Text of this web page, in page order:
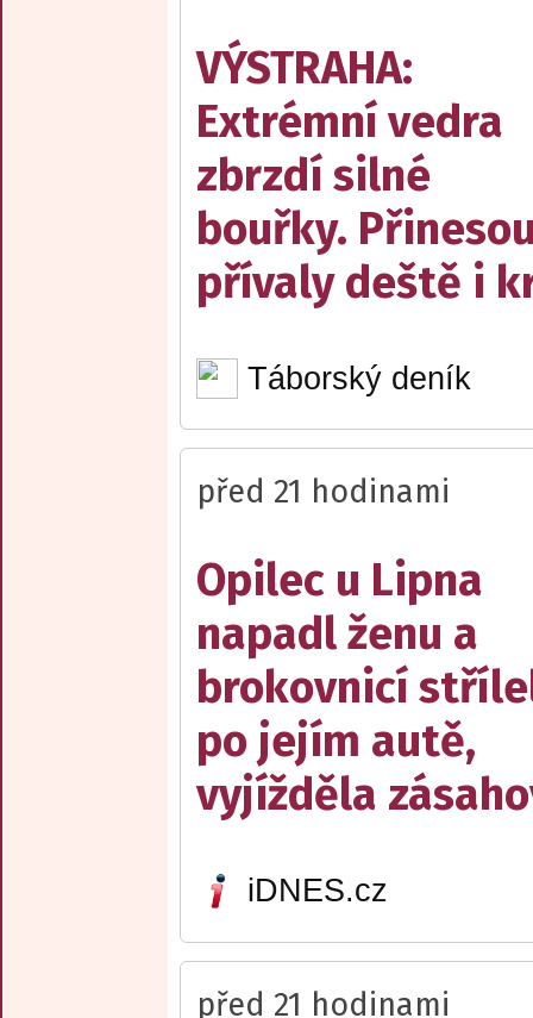
VÝSTRAHA:
Extrémní vedra
zbrzdí silné
bouřky.
přívaly deště i
Táborský deník
před 21 hodinami
Opilec u Lipna
napadl ženu a
brokovnicí
po jejím autě,
vyjížděla
iDNES.cz
před 21 hodinami